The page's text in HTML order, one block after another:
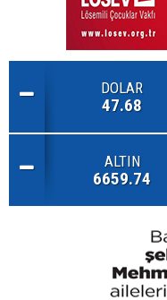
DOLAR
47.68
ALTIN
6659.74